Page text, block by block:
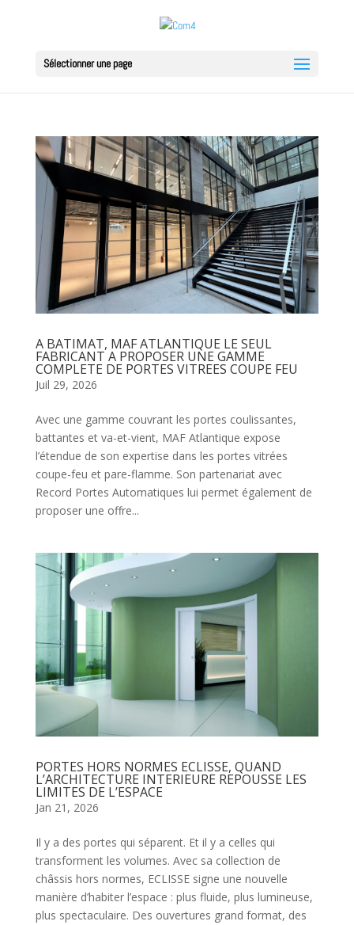
Sélectionner une page
A BATIMAT, MAF ATLANTIQUE LE SEUL
FABRICANT A PROPOSER UNE GAMME
COMPLETE DE PORTES VITREES COUPE FEU
Juil 29, 2026
Avec une gamme couvrant les portes coulissantes,
battantes et va-et-vient, MAF Atlantique expose
l’étendue de son expertise dans les portes vitrées
coupe-feu et pare-flamme. Son partenariat avec
Record Portes Automatiques lui permet également de
proposer une offre...
PORTES HORS NORMES ECLISSE, QUAND
L’ARCHITECTURE INTERIEURE REPOUSSE LES
LIMITES DE L’ESPACE
Jan 21, 2026
Il y a des portes qui séparent. Et il y a celles qui
transforment les volumes. Avec sa collection de
châssis hors normes, ECLISSE signe une nouvelle
manière d’habiter l’espace : plus fluide, plus lumineuse,
plus spectaculaire. Des ouvertures grand format, des